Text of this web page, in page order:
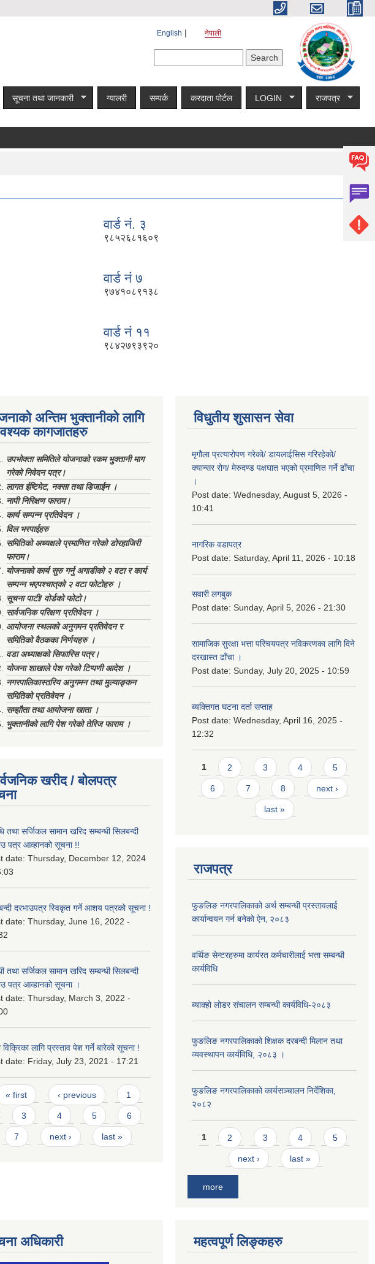
English नेपाली
सूचना तथा जानकारी ग्यालरी सम्पर्क करदाता पोर्टल LOGIN राजपत्र
वार्ड नं. ३
९८५२६८१६०९
वार्ड नं ७
९७४१०८९१३८
वार्ड नं ११
९८४२७९३९२०
अन्तिम भुक्तानीको लागि
कागजातहरु
उपभोक्ता समितिले योजनाको रकम भुक्तानी माग
गरेको निवेदन पत्र।
लागत ईष्टिमेट, नक्सा तथा डिजाईन ।
नापी निरिक्षण फाराम।
कार्य सम्पन्न प्रतिवेदन ।
विल भरपाईहरु
समितिको अध्यक्षले प्रमाणित गरेको डोरहाजिरी
फाराम।
योजनाको कार्य सुरु गर्नु अगाडीको २ वटा र कार्य
सम्पन्न भएपश्चात्‌को २ वटा फोटोहरु ।
सूचना पाटी/ वोर्डको फोटो।
सार्वजनिक परिक्षण प्रतिवेदन ।
आयोजना स्थलको अनुगमन प्रतिवेदन र
समितिको वैठकका निर्णयहरु ।
वडा अध्याक्षको सिफारिस पत्र।
योजना शाखाले पेश गरेको टिप्पणी आदेश ।
नगरपालिकास्तरिय अनुगमन तथा मुल्याङ्कन
समितिको प्रतिवेदन ।
सम्झौता तथा आयोजना खाता ।
भुक्तानीको लागि पेश गरेको तेरिज फाराम ।
खरीद / बोलपत्र
तथा सर्जिकल सामान खरिद सम्बन्धी सिलबन्दी
पत्र आव्हानको सूचना !!
date: Thursday, December 12, 2024
दरभाउपत्र स्विकृत गर्ने आशय पत्रको सूचना !
date: Thursday, June 16, 2022 -
तथा सर्जिकल सामान खरिद सम्बन्धी सिलबन्दी
पत्र आव्हानको सूचना ।
date: Thursday, March 3, 2022 -
विक्रिका लागि प्रस्ताव पेश गर्ने बारेको सूचना !
date: Friday, July 23, 2021 - 17:21
« first ‹ previous 1
3 4 5 6
7 next › last »
विधुतीय शुसासन सेवा
मृगौला प्रत्यारोपण गरेको/ डायलाईसिस गरिरहेको/
क्यान्सर रोग/ मेरुदण्ड पक्षघात भएको प्रमाणित गर्ने ढाँचा
।
Post date: Wednesday, August 5, 2026 -
10:41
नागरिक वडापत्र
Post date: Saturday, April 11, 2026 - 10:18
सवारी लगबुक
Post date: Sunday, April 5, 2026 - 21:30
सामाजिक सुरक्षा भत्ता परिचयपत्र नविकरणका लागि दिने
दरखास्त ढाँचा ।
Post date: Sunday, July 20, 2025 - 10:59
ब्यक्तिगत घटना दर्ता सप्ताह
Post date: Wednesday, April 16, 2025 -
12:32
Pages
1 2 3 4 5
6 7 8 next ›
last »
राजपत्र
फुङलिङ नगरपालिकाको अर्थ सम्बन्धी प्रस्तावलाई
कार्यान्वयन गर्न बनेको ऐन‚ २०८३
वर्थिङ सेन्टरहरुमा कार्यरत कर्मचारीलाई भत्ता सम्बन्धी
कार्यविधि
ब्याक्हो लोडर संचालन सम्बन्धी कार्यविधि-२०८३
फुङलिङ नगरपालिकाको शिक्षक दरबन्दी मिलान तथा
व्यवस्थापन कार्यविधि, २०८३ ।
फुङलिङ नगरपालिकाको कार्यसञ्चालन निर्देशिका‚
२०८२
Pages
1 2 3 4 5
next › last »
more
अधिकारी महत्वपूर्ण लिङ्कहरु